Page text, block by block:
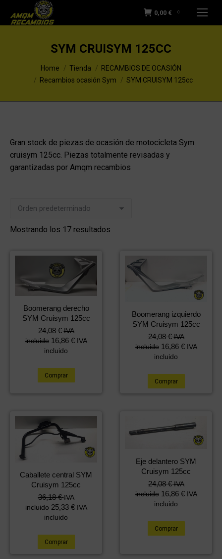
0,00 € 0
SYM CRUISYM 125CC
You are here:Home Tienda
RECAMBIOS DE OCASIÓN
Recambios ocasión Sym
SYM CRUISYM 125cc
Gran stock de piezas de ocasión de motocicleta Sym
cruisym 125cc. Piezas totalmente revisadas y
garantizadas por Amqm recambios
Mostrando los 17 resultados
Boomerang derecho
SYM Cruisym 125cc
24,08€ IVA
incluido 16,86 € IVA
incluido
Comprar
Boomerang izquierdo
SYM Cruisym 125cc
24,08€ IVA
incluido 16,86 € IVA
incluido
Comprar
Caballete central SYM
Cruisym 125cc
36,18€ IVA
incluido 25,33 € IVA
incluido
Comprar
Eje delantero SYM
Cruisym 125cc
24,08€ IVA
incluido 16,86 € IVA
incluido
Comprar